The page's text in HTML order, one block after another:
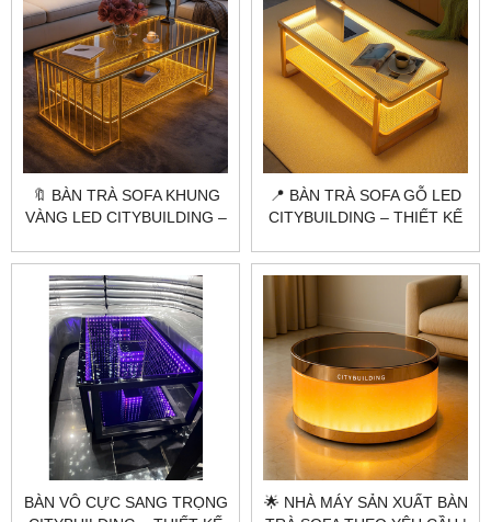
🔖 BÀN TRÀ SOFA KHUNG
VÀNG LED CITYBUILDING –
TRỌNG
📍 BÀN TRÀ SOFA GỖ LED
CITYBUILDING – THIẾT KẾ
BÀN VÔ CỰC SANG TRỌNG
🌟 NHÀ MÁY SẢN XUẤT BÀN